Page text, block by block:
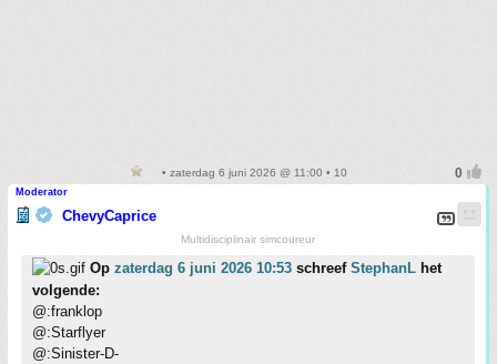
• zaterdag 6 juni 2026 @ 11:00 • 10
Moderator
ChevyCaprice
Multidisciplinair simcoureur
Op zaterdag 6 juni 2026 10:53 schreef StephanL het
volgende:
@:franklop
@:Starflyer
@:Sinister-D-